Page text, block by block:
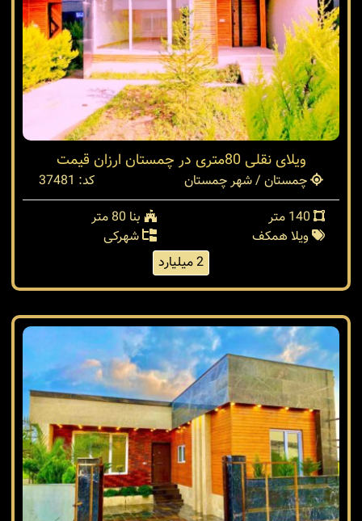
ویلای نقلی 80متری در چمستان ارزان قیمت
چمستان / شهر چمستان
کد: 37481
بنا 80 متر
ویلا همکف
شهرکی
2 میلیارد